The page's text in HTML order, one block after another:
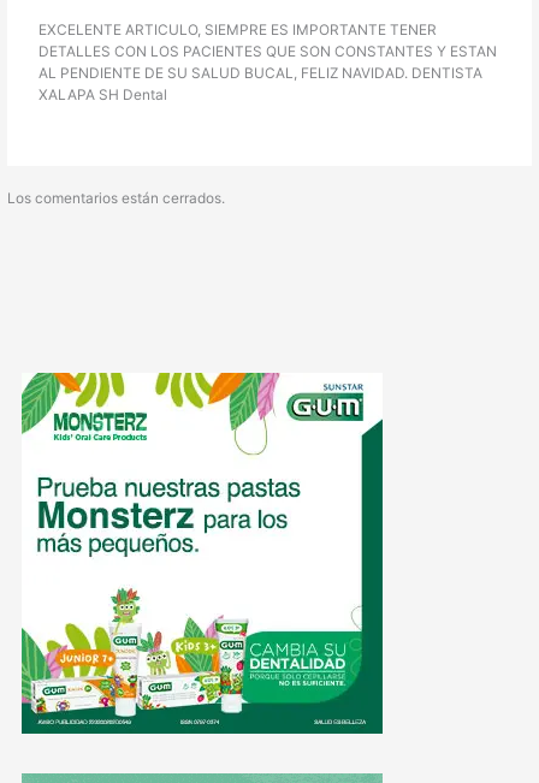
EXCELENTE ARTICULO, SIEMPRE ES IMPORTANTE TENER
DETALLES CON LOS PACIENTES QUE SON CONSTANTES Y ESTAN
AL PENDIENTE DE SU SALUD BUCAL, FELIZ NAVIDAD. DENTISTA
XALAPA SH Dental
Los comentarios están cerrados.